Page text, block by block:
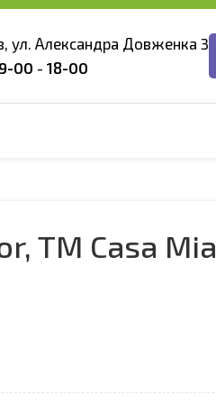
ул. Александра Довженка 3
9-00 - 18-00
TM Casa Mia